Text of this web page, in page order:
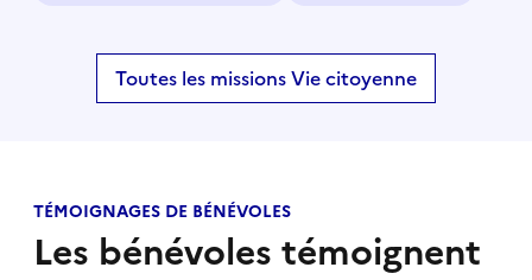
Toutes les missions Vie citoyenne
TÉMOIGNAGES DE BÉNÉVOLES
Les bénévoles témoignent